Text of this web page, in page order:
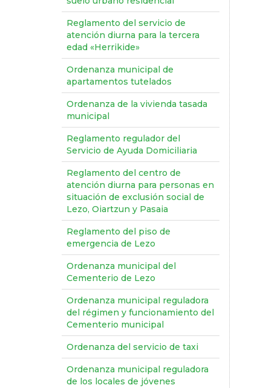
Reglamento del servicio de
atención diurna para la tercera
edad «Herrikide»
Ordenanza municipal de
apartamentos tutelados
Ordenanza de la vivienda tasada
municipal
Reglamento regulador del
Servicio de Ayuda Domiciliaria
Reglamento del centro de
atención diurna para personas en
situación de exclusión social de
Lezo, Oiartzun y Pasaia
Reglamento del piso de
emergencia de Lezo
Ordenanza municipal del
Cementerio de Lezo
Ordenanza municipal reguladora
del régimen y funcionamiento del
Cementerio municipal
Ordenanza del servicio de taxi
Ordenanza municipal reguladora
de los locales de jóvenes